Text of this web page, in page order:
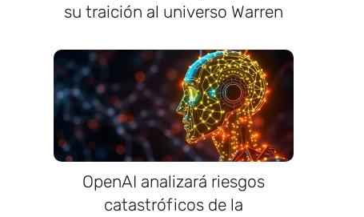
su traición al universo Warren
OpenAI analizará riesgos
catastróficos de la